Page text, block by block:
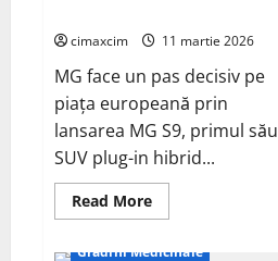
lui
Georgescu
cimaxcim 11 martie 2026
MG face un pas decisiv pe
piața europeană prin
lansarea MG S9, primul său
SUV plug-in hibrid...
Read MoreRead
more
Grădini Medicinale